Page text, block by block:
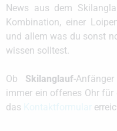
News aus dem
Kombination, einer
und allem was du sonst
wissen solltest.
Ob Skilanglauf-
immer ein offenes Ohr
das